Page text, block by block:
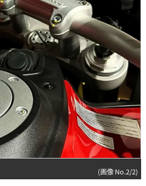
(画像 No.2/2)